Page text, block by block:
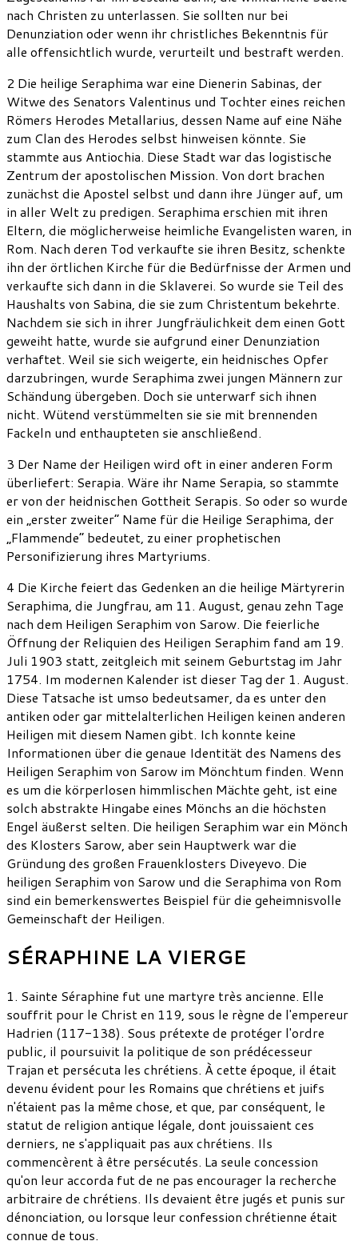
nach Christen zu unterlassen. Sie sollten nur bei
Denunziation oder wenn ihr christliches Bekenntnis für
alle offensichtlich wurde, verurteilt und bestraft werden.
2 Die heilige Seraphima war eine Dienerin Sabinas, der
Witwe des Senators Valentinus und Tochter eines reichen
Römers Herodes Metallarius, dessen Name auf eine Nähe
zum Clan des Herodes selbst hinweisen könnte. Sie
stammte aus Antiochia. Diese Stadt war das logistische
Zentrum der apostolischen Mission. Von dort brachen
zunächst die Apostel selbst und dann ihre Jünger auf, um
in aller Welt zu predigen. Seraphima erschien mit ihren
Eltern, die möglicherweise heimliche Evangelisten waren, in
Rom. Nach deren Tod verkaufte sie ihren Besitz, schenkte
ihn der örtlichen Kirche für die Bedürfnisse der Armen und
verkaufte sich dann in die Sklaverei. So wurde sie Teil des
Haushalts von Sabina, die sie zum Christentum bekehrte.
Nachdem sie sich in ihrer Jungfräulichkeit dem einen Gott
geweiht hatte, wurde sie aufgrund einer Denunziation
verhaftet. Weil sie sich weigerte, ein heidnisches Opfer
darzubringen, wurde Seraphima zwei jungen Männern zur
Schändung übergeben. Doch sie unterwarf sich ihnen
nicht. Wütend verstümmelten sie sie mit brennenden
Fackeln und enthaupteten sie anschließend.
3 Der Name der Heiligen wird oft in einer anderen Form
überliefert: Serapia. Wäre ihr Name Serapia, so stammte
er von der heidnischen Gottheit Serapis. So oder so wurde
ein „erster zweiter“ Name für die Heilige Seraphima, der
„Flammende“ bedeutet, zu einer prophetischen
Personifizierung ihres Martyriums.
4 Die Kirche feiert das Gedenken an die heilige Märtyrerin
Seraphima, die Jungfrau, am 11. August, genau zehn Tage
nach dem Heiligen Seraphim von Sarow. Die feierliche
Öffnung der Reliquien des Heiligen Seraphim fand am 19.
Juli 1903 statt, zeitgleich mit seinem Geburtstag im Jahr
1754. Im modernen Kalender ist dieser Tag der 1. August.
Diese Tatsache ist umso bedeutsamer, da es unter den
antiken oder gar mittelalterlichen Heiligen keinen anderen
Heiligen mit diesem Namen gibt. Ich konnte keine
Informationen über die genaue Identität des Namens des
Heiligen Seraphim von Sarow im Mönchtum finden. Wenn
es um die körperlosen himmlischen Mächte geht, ist eine
solch abstrakte Hingabe eines Mönchs an die höchsten
Engel äußerst selten. Die heiligen Seraphim war ein Mönch
des Klosters Sarow, aber sein Hauptwerk war die
Gründung des großen Frauenklosters Diveyevo. Die
heiligen Seraphim von Sarow und die Seraphima von Rom
sind ein bemerkenswertes Beispiel für die geheimnisvolle
Gemeinschaft der Heiligen.
SÉRAPHINE LA VIERGE
1. Sainte Séraphine fut une martyre très ancienne. Elle
souffrit pour le Christ en 119, sous le règne de l'empereur
Hadrien (117-138). Sous prétexte de protéger l'ordre
public, il poursuivit la politique de son prédécesseur
Trajan et persécuta les chrétiens. À cette époque, il était
devenu évident pour les Romains que chrétiens et juifs
n'étaient pas la même chose, et que, par conséquent, le
statut de religion antique légale, dont jouissaient ces
derniers, ne s'appliquait pas aux chrétiens. Ils
commencèrent à être persécutés. La seule concession
qu'on leur accorda fut de ne pas encourager la recherche
arbitraire de chrétiens. Ils devaient être jugés et punis sur
dénonciation, ou lorsque leur confession chrétienne était
connue de tous.